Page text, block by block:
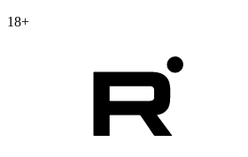
18+